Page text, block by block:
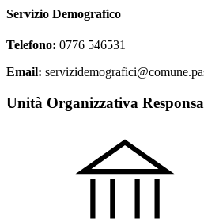
Servizio Demografico
Telefono: 0776 546531
Email:
Unità Organizzativa